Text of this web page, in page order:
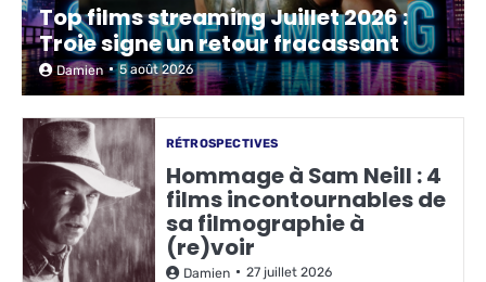
Top films streaming Juillet 2026 :
Troie signe un retour fracassant
Damien 5 août 2026
RÉTROSPECTIVES
Hommage à Sam Neill : 4
films incontournables de
sa filmographie à
(re)voir
Damien 27 juillet 2026